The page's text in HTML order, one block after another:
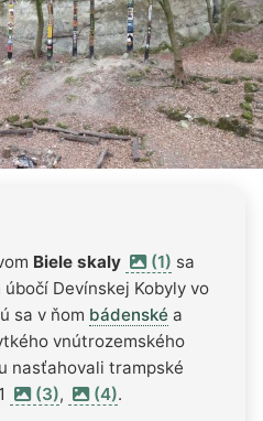
Biele skaly (1) sa
Devínskej Kobyly vo
sa v ňom bádenské a
vnútrozemského
nasťahovali trampské
(3), (4).